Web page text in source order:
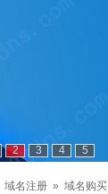
2 3 4 5
域名注册 » 域名购买